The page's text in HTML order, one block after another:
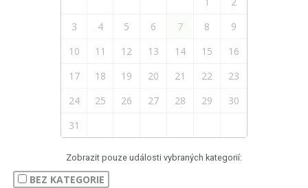
3
4 5 6 7 8
9
10
11 12 13 14 15
16
17
18 19 20 21 22
23
24
25 26 27 28 29
30
31
Zobrazit pouze události vybraných kategorií:
BEZ KATEGORIE